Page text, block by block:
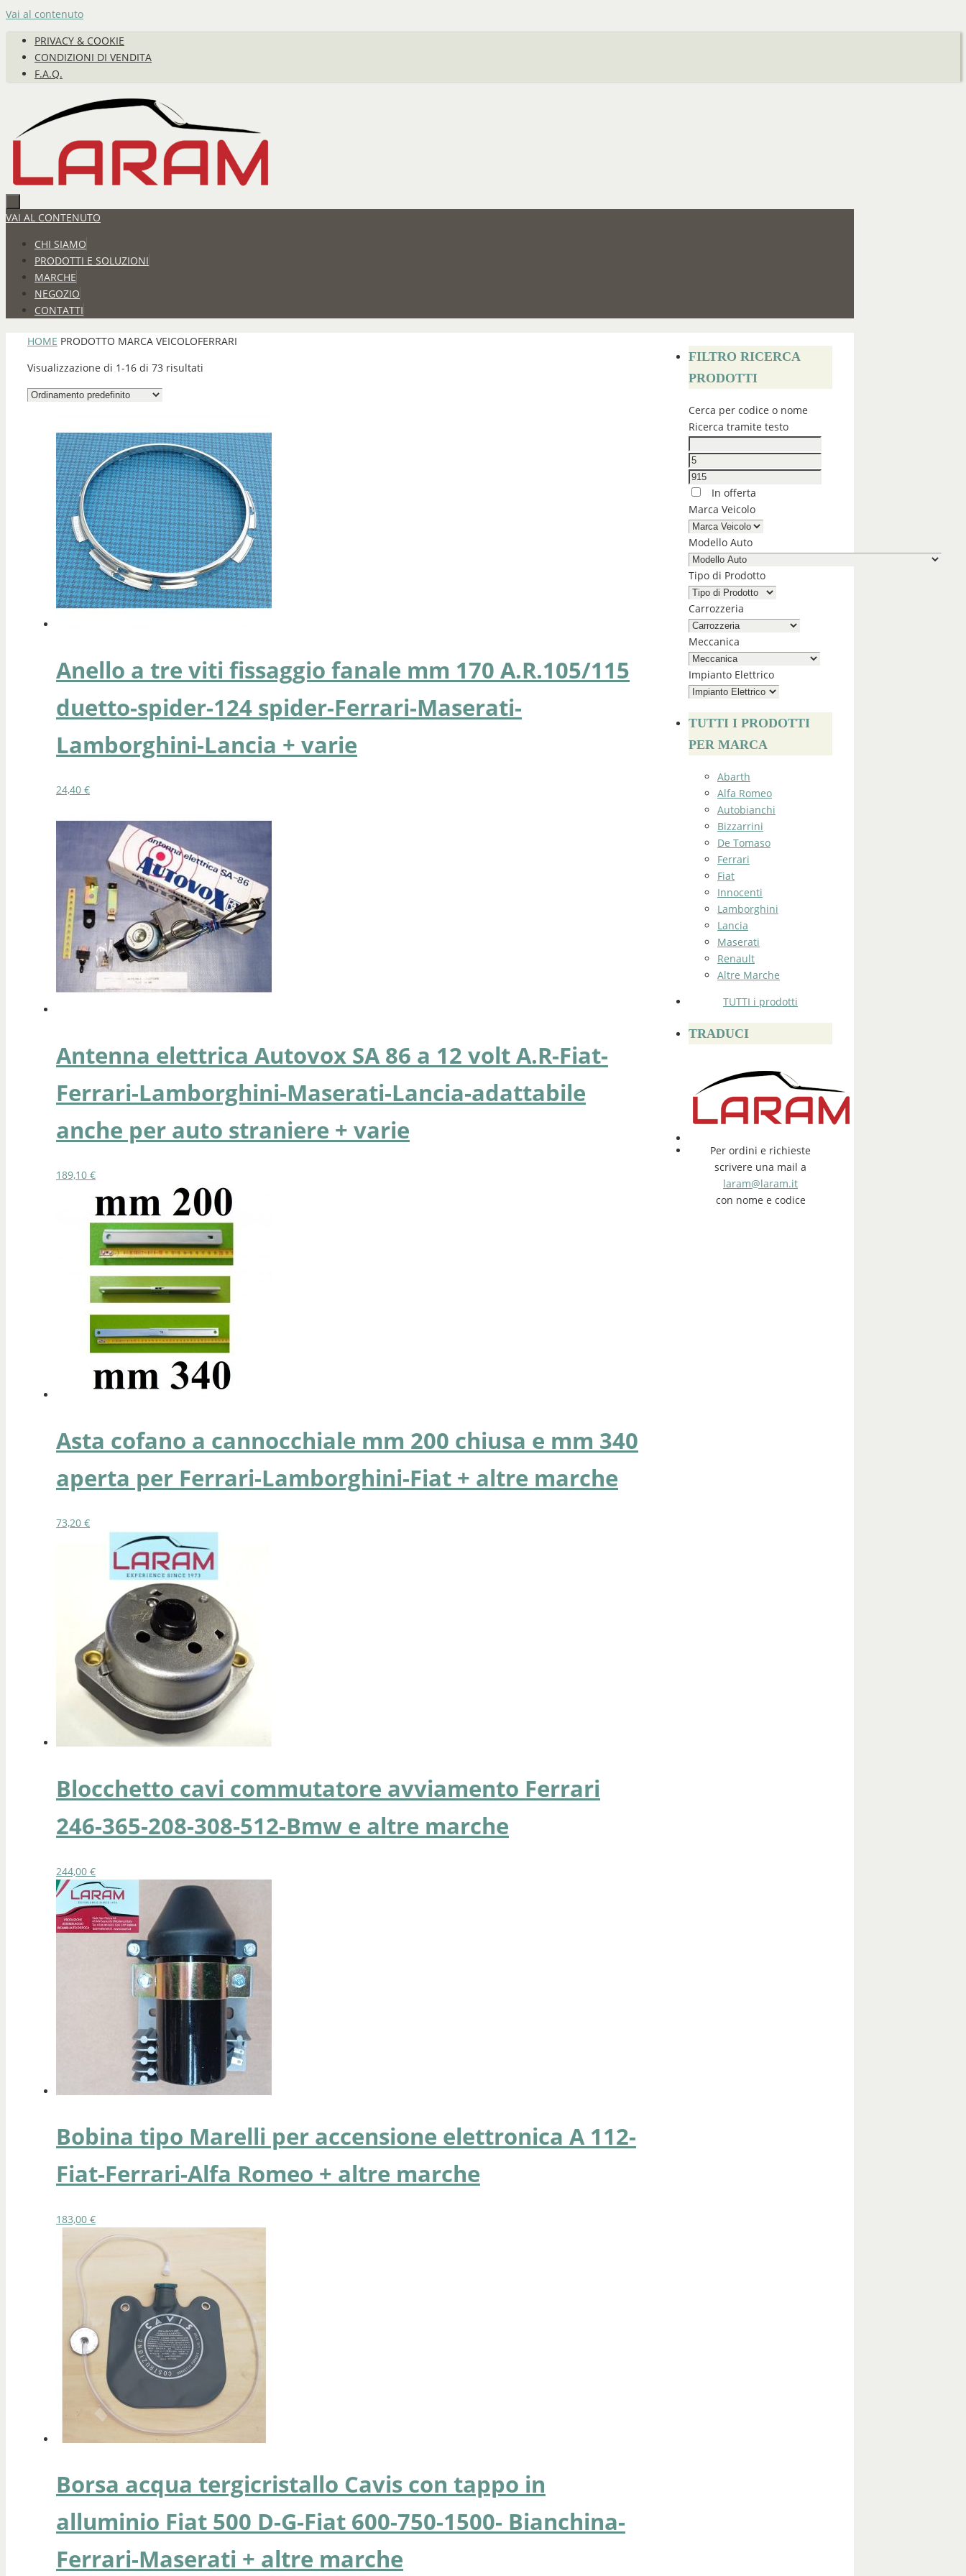
Vai al contenuto
PRIVACY & COOKIE
CONDIZIONI DI VENDITA
F.A.Q.
VAI AL CONTENUTO
CHI SIAMO
PRODOTTI E SOLUZIONI
MARCHE
NEGOZIO
CONTATTI
HOME PRODOTTO MARCA VEICOLOFERRARI
Visualizzazione di 1-16 di 73 risultati
Anello a tre viti fissaggio fanale mm 170 A.R.105/115
duetto-spider-124 spider-Ferrari-Maserati-
Lamborghini-Lancia + varie
24,40 €
Antenna elettrica Autovox SA 86 a 12 volt A.R-Fiat-
Ferrari-Lamborghini-Maserati-Lancia-adattabile
anche per auto straniere + varie
189,10 €
Asta cofano a cannocchiale mm 200 chiusa e mm 340
aperta per Ferrari-Lamborghini-Fiat + altre marche
73,20 €
Blocchetto cavi commutatore avviamento Ferrari
246-365-208-308-512-Bmw e altre marche
244,00 €
Bobina tipo Marelli per accensione elettronica A 112-
Fiat-Ferrari-Alfa Romeo + altre marche
183,00 €
Borsa acqua tergicristallo Cavis con tappo in
alluminio Fiat 500 D-G-Fiat 600-750-1500- Bianchina-
Ferrari-Maserati + altre marche
FILTRO RICERCA
PRODOTTI
Cerca per codice o nome
Ricerca tramite testo
In offerta
Marca Veicolo
Modello Auto
Tipo di Prodotto
Carrozzeria
Meccanica
Impianto Elettrico
TUTTI I PRODOTTI
PER MARCA
Abarth
Alfa Romeo
Autobianchi
Bizzarrini
De Tomaso
Ferrari
Fiat
Innocenti
Lamborghini
Lancia
Maserati
Renault
Altre Marche
TUTTI i prodotti
TRADUCI
Per ordini e richieste
scrivere una mail a
laram@laram.it
con nome e codice